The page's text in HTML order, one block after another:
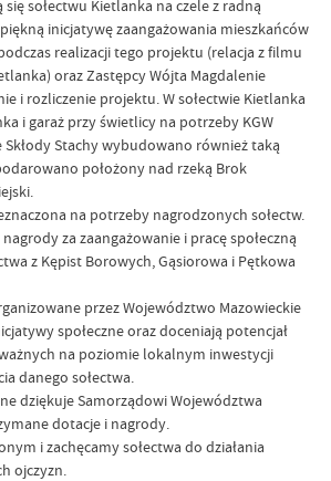
sołectwu Kietlanka na czele z radną
inicjatywę zaangażowania mieszkańców
realizacji tego projektu (relacja z filmu
oraz Zastępcy Wójta Magdalenie
i rozliczenie projektu. W sołectwie Kietlanka
i garaż przy świetlicy na potrzeby KGW
Skłody Stachy wybudowano również taką
położony nad rzeką Brok
na potrzeby nagrodzonych sołectw.
za zaangażowanie i pracę społeczną
z Kępist Borowych, Gąsiorowa i Pętkowa
przez Województwo Mazowieckie
społeczne oraz doceniają potencjał
na poziomie lokalnym inwestycji
danego sołectwa.
dziękuje Samorządowi Województwa
dotacje i nagrody.
i zachęcamy sołectwa do działania
ojczyzn.